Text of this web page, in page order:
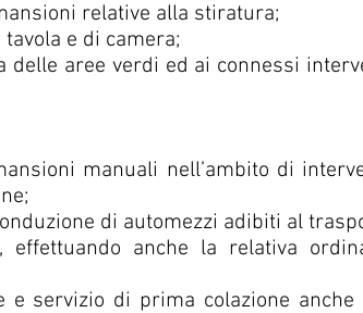
relative alla stiratura;
e di camera;
anche la relativa